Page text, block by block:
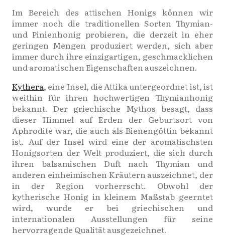
Im Bereich des attischen Honigs können wir
immer noch die traditionellen Sorten Thymian-
und Pinienhonig probieren, die derzeit in eher
geringen Mengen produziert werden, sich aber
immer durch ihre einzigartigen, geschmacklichen
und aromatischen Eigenschaften auszeichnen.
Kythera, eine Insel, die Attika untergeordnet ist, ist
weithin für ihren hochwertigen Thymianhonig
bekannt. Der griechische Mythos besagt, dass
dieser Himmel auf Erden der Geburtsort von
Aphrodite war, die auch als Bienengöttin bekannt
ist. Auf der Insel wird eine der aromatischsten
Honigsorten der Welt produziert, die sich durch
ihren balsamischen Duft nach Thymian und
anderen einheimischen Kräutern auszeichnet, der
in der Region vorherrscht. Obwohl der
kytherische Honig in kleinem Maßstab geerntet
wird, wurde er bei griechischen und
internationalen Ausstellungen für seine
hervorragende Qualität ausgezeichnet.